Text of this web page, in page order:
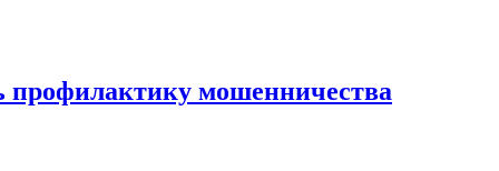
профилактику мошенничества